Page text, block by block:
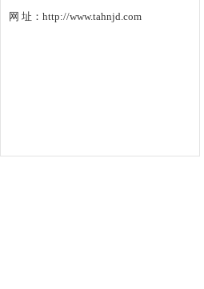
网 址：http://www.tahnjd.com